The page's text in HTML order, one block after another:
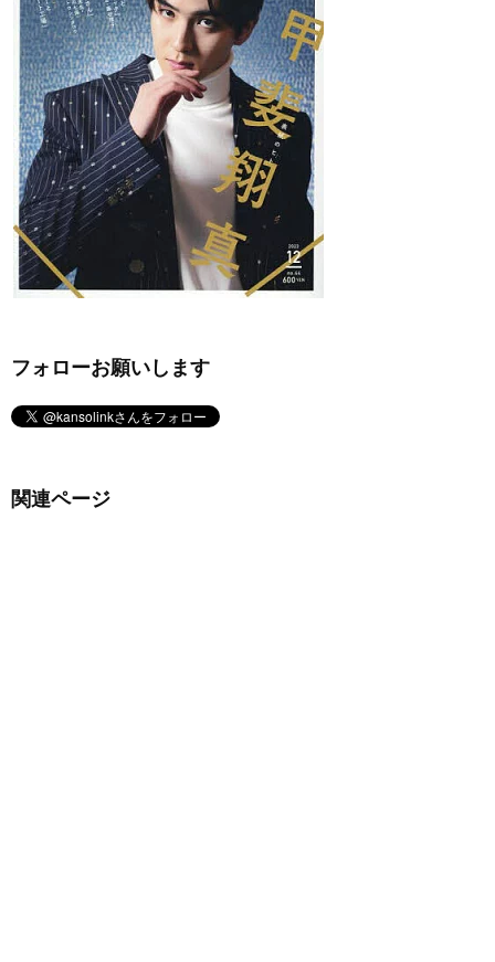
フォローお願いします
関連ページ